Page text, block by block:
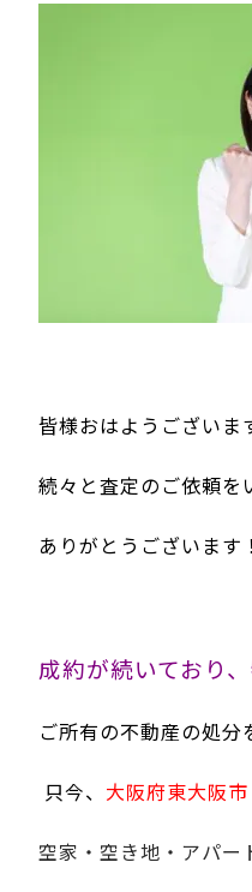
皆様おはようございま
続々と査定のご依頼を
ありがとうございます
成約が続いており
ご所有の不動産の処分
只今、 大阪府東大阪
空家・空き地・アパー